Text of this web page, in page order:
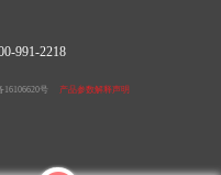
991-2218
16106620号 产品参数解释声明